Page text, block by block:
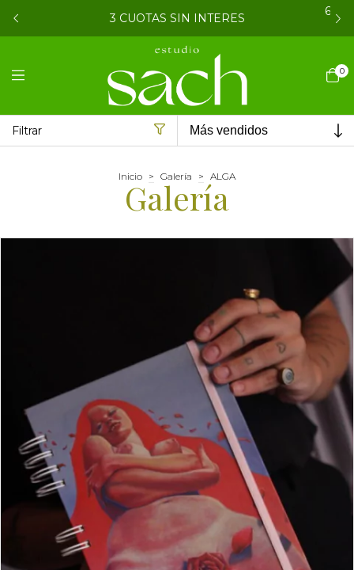
3 CUOTAS SIN INTERES 6
0
Filtrar
Inicio > Galería > ALGA
Galería